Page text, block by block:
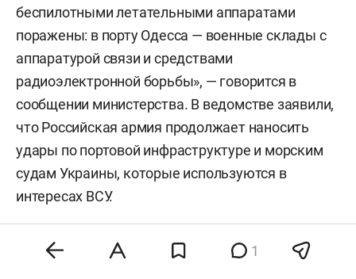
беспилотными летательными аппаратами
поражены: в порту Одесса — военные склады с
аппаратурой связи и средствами
радиоэлектронной борьбы», — говорится в
сообщении министерства. В ведомстве заявили,
что Российская армия продолжает наносить
удары по портовой инфраструктуре и морским
судам Украины, которые используются в
интересах ВСУ.
поразили сухогруз, который, как утверждает
1